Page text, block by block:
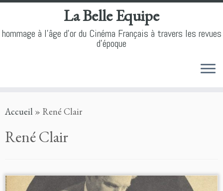
to
La Belle Equipe
hommage à l'âge d'or du Cinéma Français à travers les revues
d'époque
Accueil » René Clair
René Clair